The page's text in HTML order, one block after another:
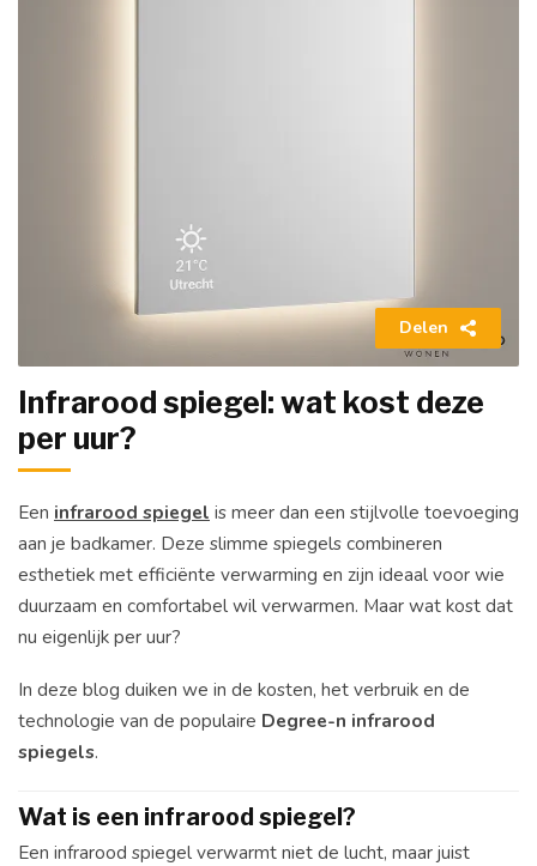
Delen
Infrarood spiegel: wat kost deze
per uur?
Een infrarood spiegel is meer dan een stijlvolle toevoeging
aan je badkamer. Deze slimme spiegels combineren
esthetiek met efficiënte verwarming en zijn ideaal voor wie
duurzaam en comfortabel wil verwarmen. Maar wat kost dat
nu eigenlijk per uur?
In deze blog duiken we in de kosten, het verbruik en de
technologie van de populaire Degree-n infrarood
spiegels.
Wat is een infrarood spiegel?
Een infrarood spiegel verwarmt niet de lucht, maar juist